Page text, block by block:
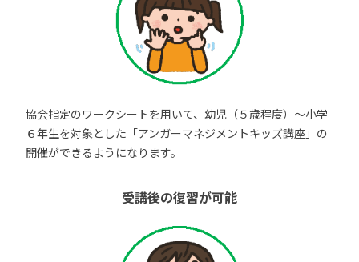
協会指定のワークシートを用いて、幼児（５歳程度）～小学
６年生を対象とした「アンガーマネジメントキッズ講座」の
開催ができるようになります。
受講後の復習が可能